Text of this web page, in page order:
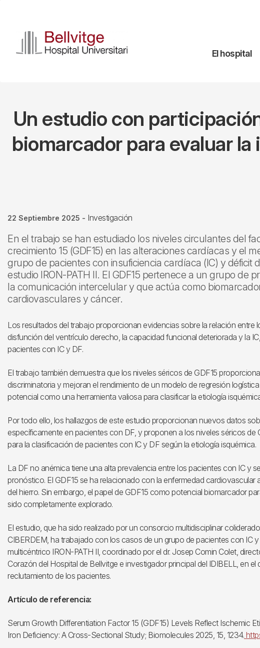
contenido
principal
El hospital
Un estudio con
biomarcador para evaluar
22 Septiembre 2025 - Investigación
En el trabajo se han estudiado los niveles circulantes del
crecimiento 15 (GDF15) en las alteraciones cardíacas y el
grupo de pacientes con insuficiencia cardíaca (IC) y déficit
estudio IRON-PATH II. El GDF15 pertenece a un grupo de
la comunicación intercelular y que actúa como
cardiovasculares y cáncer.
Los resultados del trabajo proporcionan evidencias sobre la relación entre
disfunción del ventrículo derecho, la capacidad funcional deteriorada y la
pacientes con IC y DF.
El trabajo también demuestra que los niveles séricos de GDF15
discriminatoria y mejoran el rendimiento de un modelo de regresión
potencial como una herramienta valiosa para clasificar la etiología
Por todo ello, los hallazgos de este estudio proporcionan nuevos datos
específicamente en pacientes con DF, y proponen a los niveles séricos de
para la clasificación de pacientes con IC y DF según la etiología isquémica.
La DF no anémica tiene una alta prevalencia entre los pacientes con IC y
pronóstico. El GDF15 se ha relacionado con la enfermedad cardiovascular
del hierro. Sin embargo, el papel de GDF15 como potencial biomarcador
sido completamente explorado.
El estudio, que ha sido realizado por un consorcio multidisciplinar
CIBERDEM, ha trabajado con los casos de un grupo de pacientes con IC
multicéntrico IRON-PATH II, coordinado por el dr. Josep Comin Colet,
Corazón del Hospital de Bellvitge e investigador principal del IDIBELL, en
reclutamiento de los pacientes.
Artículo de referencia:
Serum Growth Differentiation Factor 15 (GDF15) Levels Reflect Ischemic
Iron Deficiency: A Cross-Sectional Study; Biomolecules 2025, 15, 1234.